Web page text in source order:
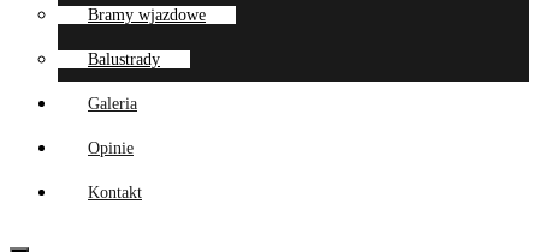
Bramy wjazdowe
Balustrady
Galeria
Opinie
Kontakt